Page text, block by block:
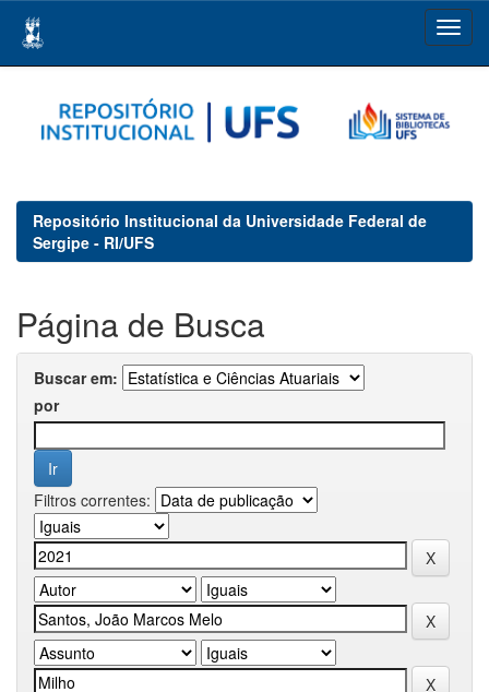
navigation
Repositório Institucional da Universidade Federal de
Sergipe - RI/UFS
Página de Busca
Buscar em:
por
Filtros correntes: